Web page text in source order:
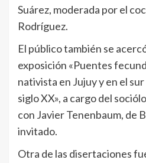
Suárez, moderada por el
Rodríguez.
El público también se
exposición «Puentes
nativista en Jujuy y en el
siglo XX», a cargo del
con Javier Tenenbaum, de
invitado.
Otra de las disertaciones